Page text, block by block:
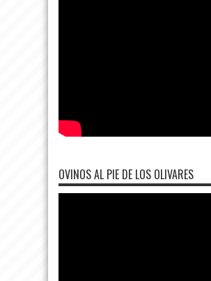
OVINOS AL PIE DE LOS OLIVARES